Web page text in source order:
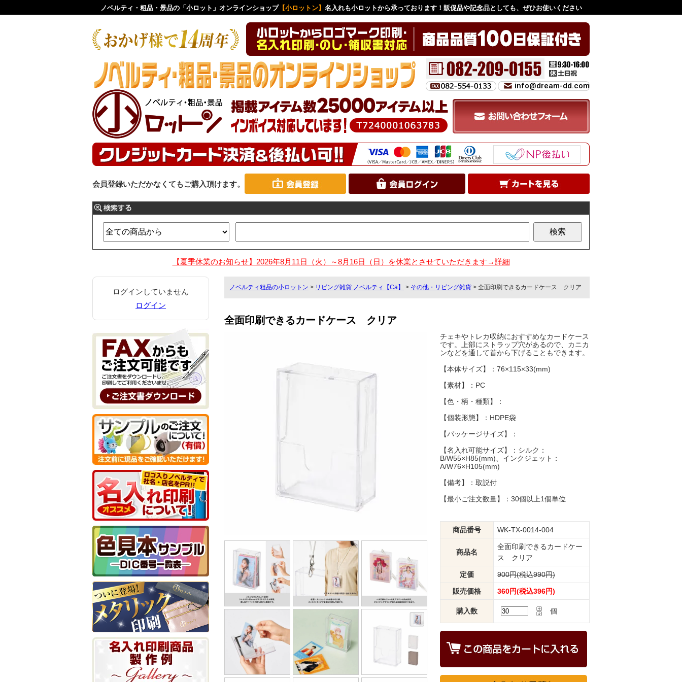
ノベルティ・粗品・景品の「小ロット」オンラインショップ【小ロットン】 名入れも小ロットから承っております！販促品や記念品としても、ぜひお使いください
info@dream-dd.com
会員登録いただかなくてもご購入頂けます。
【夏季休業のお知らせ】2026年8月11日（火）～8月16日（日）を休業とさせていただきます→詳細
ログインしていません
ログイン
ノベルティ粗品の小ロットン > リビング雑貨 ノベルティ【Ca】 > その他・リビング雑貨 > 全面印刷できるカードケース クリア
全面印刷できるカードケース クリア
チェキやトレカ収納におすすめなカードケース
です。上部にストラップ穴があるので、カニカ
ンなどを通して首から下げることもできます。
【本体サイズ】：76×115×33(mm)
【素材】：PC
【色・柄・種類】：
【個装形態】：HDPE袋
【パッケージサイズ】：
【名入れ可能サイズ】：シルク：
B/W55×H85(mm)、インクジェット：
A/W76×H105(mm)
【備考】：取説付
【最小ご注文数量】：30個以上1個単位
商品番号 WK-TX-0014-004
商品名
全面印刷できるカードケー
ス クリア
定価 900円(税込990円)
販売価格 360円(税込396円)
購入数 個